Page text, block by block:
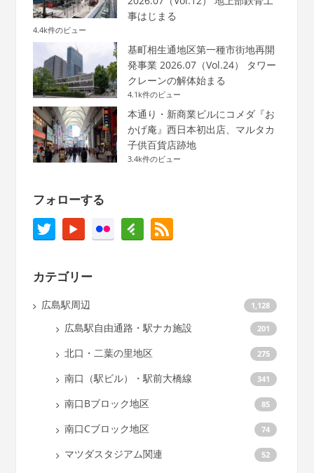
事はじまる
4.4k件のビュー
基町相生通地区第一種市街地再開
発事業 2026.07（Vol.24） タワー
クレーンの解体始まる
4.1k件のビュー
本通り・新商業ビルにコメダ『お
かげ庵』西日本初出店、マルタカ
子供百貨店跡地
3.4k件のビュー
フォローする
カテゴリー
広島駅周辺 1,128
広島駅自由通路・駅ナカ施設 201
北口・二葉の里地区 275
南口（駅ビル）・駅前大橋線 341
南口Bブロック地区 85
南口Cブロック地区 74
マツダスタジアム関連 52